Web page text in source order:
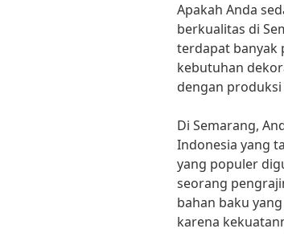
Apakah Anda
berkualitas di
terdapat banyak
kebutuhan
dengan
Di Semarang,
Indonesia yang
yang populer
seorang
bahan baku
karena